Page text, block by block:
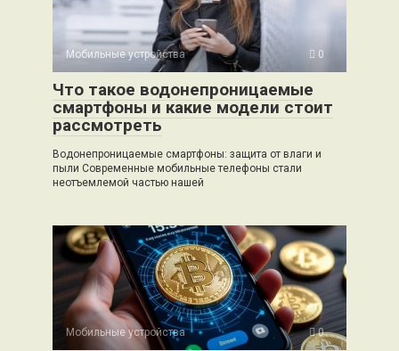
Мобильные устройства 0
Что такое водонепроницаемые
смартфоны и какие модели стоит
рассмотреть
Водонепроницаемые смартфоны: защита от влаги и
пыли Современные мобильные телефоны стали
неотъемлемой частью нашей
Мобильные устройства 0